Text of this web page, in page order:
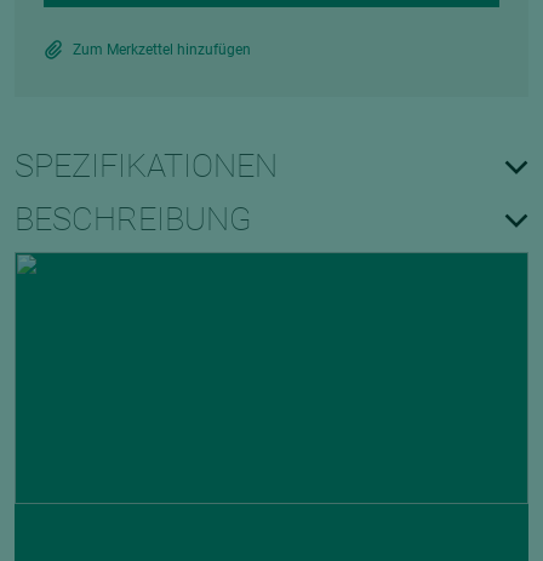
Zum Merkzettel hinzufügen
SPEZIFIKATIONEN
BESCHREIBUNG